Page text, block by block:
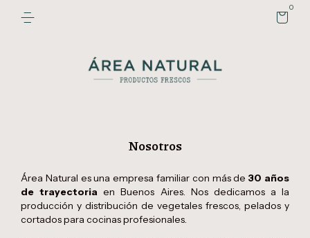
0
Nosotros
Área Natural es una empresa familiar con más de30 años
de trayectoria en Buenos Aires. Nos dedicamos a la
producción y distribución de vegetales frescos, pelados y
cortados para cocinas profesionales.